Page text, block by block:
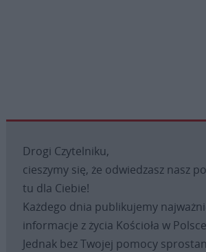
Drogi Czytelniku,
cieszymy się, że odwiedzasz nasz
tu dla Ciebie!
Każdego dnia publikujemy
informacje z życia Kościoła w
Jednak bez Twojej pomocy